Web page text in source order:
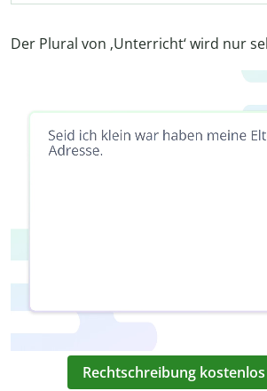
Der Plural von ‚Unterricht‘ wird nur
Rechtschreibung